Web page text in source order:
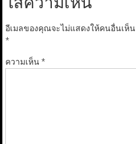
อีเมลของคุณจะไม่แสดงให้คนอื่นเห็น
*
ความเห็น*